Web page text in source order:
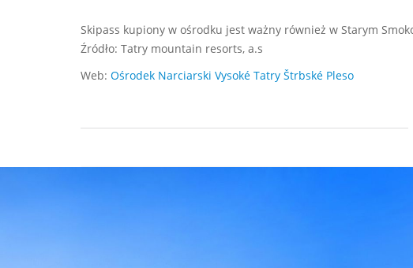
Skipass kupiony w ośrodku jest ważny również w Starym
Źródło: Tatry mountain resorts, a.s
Web: Ośrodek Narciarski Vysoké Tatry Štrbské Pleso